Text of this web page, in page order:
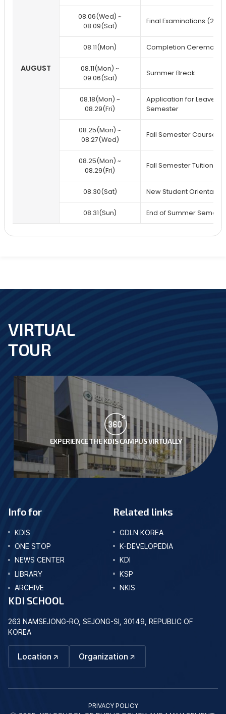
AUGUST
08.06(Wed) ~
08.09(Sat)
Final Examinations (2nd
08.11(Mon) Completion Ceremony
08.11(Mon) ~
09.06(Sat)
Summer Break
08.18(Mon) ~
08.29(Fri)
Application for Leave
Semester
08.25(Mon) ~
08.27(Wed)
Fall Semester Course
08.25(Mon) ~
08.29(Fri)
Fall Semester Tuition
08.30(Sat) New Student
08.31(Sun) End of Summer
footer
VIRTUAL
TOUR
EXPERIENCE THE KDIS CAMPUS VIRTUALLY
Info for
KDIS
ONE STOP
NEWS CENTER
LIBRARY
ARCHIVE
Related links
GDLN KOREA
K-DEVELOPEDIA
KDI
KSP
NKIS
KDI SCHOOL
263 NAMSEJONG-RO, SEJONG-SI, 30149, REPUBLIC OF
KOREA
Location Organization
PRIVACY POLICY